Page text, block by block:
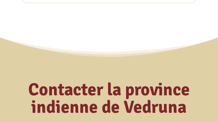
Contacter la province
indienne de Vedruna